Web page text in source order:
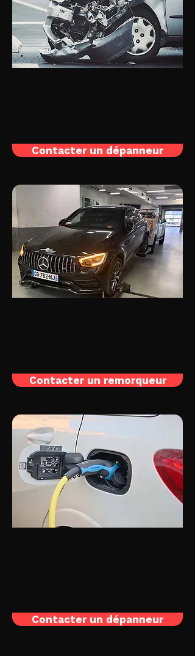
Contacter un dépanneur
Contacter un remorqueur
Contacter un dépanneur